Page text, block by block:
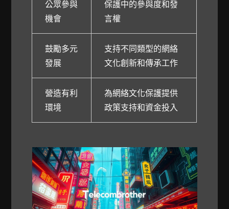
公眾參與
機會
保護中的參與度和發
言權
鼓勵多元
發展
支持不同類型的網絡
文化創新和傳承工作
營造有利
環境
為網絡文化保護提供
政策支持和資金投入